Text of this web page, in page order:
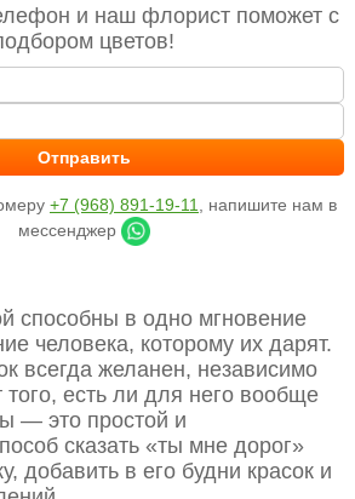
и наш флорист поможет с
цветов!
+7 (968) 891-19-11
, напишите нам в
мессенджер
способны в одно мгновение
человека, которому их дарят.
всегда желанен, независимо
того, есть ли для него вообще
— это простой и
сказать «ты мне дорог»
добавить в его будни красок и